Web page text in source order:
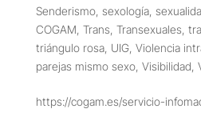
Senderismo, sexología,
COGAM Trans Transexuales
triángulo rosa, UIG, Violencia
parejas mismo sexo, Visibilidad
https://cogam.es/servicio-